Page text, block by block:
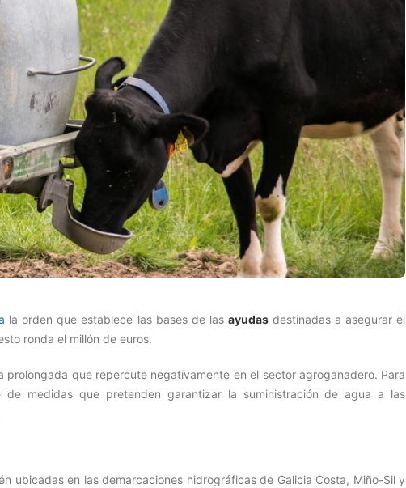
la orden que establece las bases de las ayudasdestinadas a asegurar el
ronda el millón de euros.
que repercute negativamente en el sector agroganadero. Para
medidas que pretenden garantizar la suministración de agua a las
ubicadas en las demarcaciones hidrográficas de Galicia Costa, Miño-Sil y